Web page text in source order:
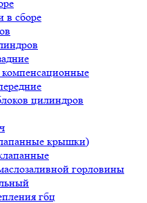
в сборе
цилиндров
крышки)
горловины
гбц